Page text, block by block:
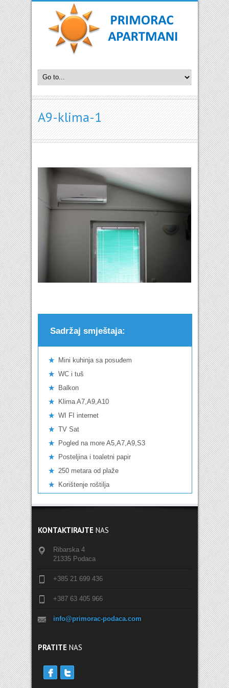
A9-klima-1
Sadržaj smještaja:
Mini kuhinja sa posuđem
WC i tuš
Balkon
Klima A7,A9,A10
WI FI internet
TV Sat
Pogled na more A5,A7,A9,S3
Posteljina i toaletni papir
250 metara od plaže
Korištenje roštilja
KONTAKTIRAJTE NAS
Ribarska 4
21335 Podaca
+385 21 699 436
+387 63 405 966
info@primorac-podaca.com
PRATITE NAS